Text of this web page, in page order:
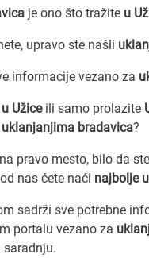
je ono što tražite u
upravo ste našli
informacije vezano za
u Užiceili samo prolazite
uklanjanjima bradavica?
pravo mesto, bilo da
nas ćete naći najbolje
sadrži sve potrebne
portalu vezano za